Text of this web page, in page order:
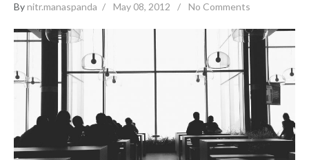
Bynitr.manaspanda May 08, 2012 No Comments